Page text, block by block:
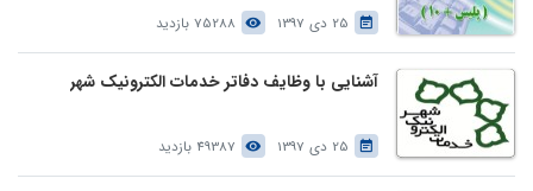
25 دی 1397 75288 بازدید
آشنایی با وظایف دفاتر خدمات الکترونیک شهر
25 دی 1397 49387 بازدید